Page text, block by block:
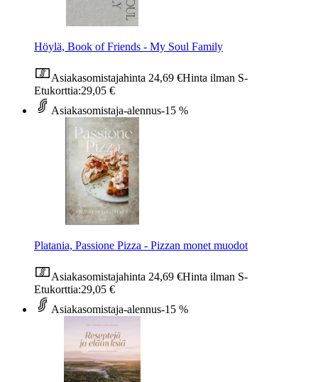
Höylä, Book of Friends - My Soul Family
Asiakasomistajahinta 24,69 €Hinta ilman S-
Etukorttia:29,05 €
Asiakasomistaja-alennus-15 %
Platania, Passione Pizza - Pizzan monet muodot
Asiakasomistajahinta 24,69 €Hinta ilman S-
Etukorttia:29,05 €
Asiakasomistaja-alennus-15 %